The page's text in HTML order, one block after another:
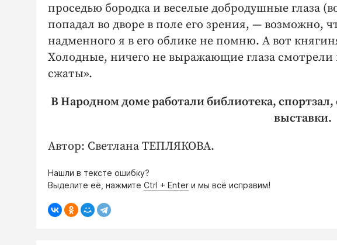
проседью бородка и веселые добродушные глаза
попадал во дворе в поле его зрения, — возможно,
надменного я в его облике не помню. А вот
Холодные, ничего не выражающие глаза
сжаты».
В Народном доме работали библиотека,
выставки.
Автор: Светлана ТЕПЛЯКОВА.
Нашли в тексте ошибку?
Выделите её, нажмите Ctrl + Enter и мы всё исправим!